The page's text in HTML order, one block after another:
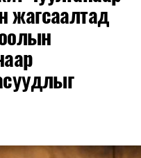
жагсаалтад